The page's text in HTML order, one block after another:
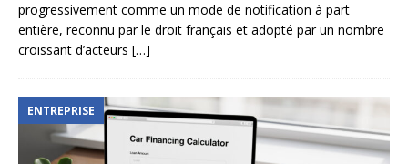
progressivement comme un mode de notification à part
entière, reconnu par le droit français et adopté par un nombre
croissant d’acteurs […]
ENTREPRISE